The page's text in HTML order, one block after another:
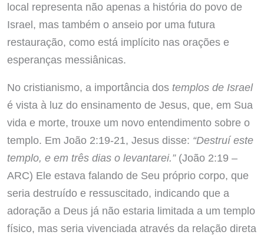
local representa não apenas a história do povo de
Israel, mas também o anseio por uma futura
restauração, como está implícito nas orações e
esperanças messiânicas.
No cristianismo, a importância dos templos de Israel
é vista à luz do ensinamento de Jesus, que, em Sua
vida e morte, trouxe um novo entendimento sobre o
templo. Em João 2:19-21, Jesus disse: “Destruí este
templo, e em três dias o levantarei.”(João 2:19 –
ARC) Ele estava falando de Seu próprio corpo, que
seria destruído e ressuscitado, indicando que a
adoração a Deus já não estaria limitada a um templo
físico, mas seria vivenciada através da relação direta